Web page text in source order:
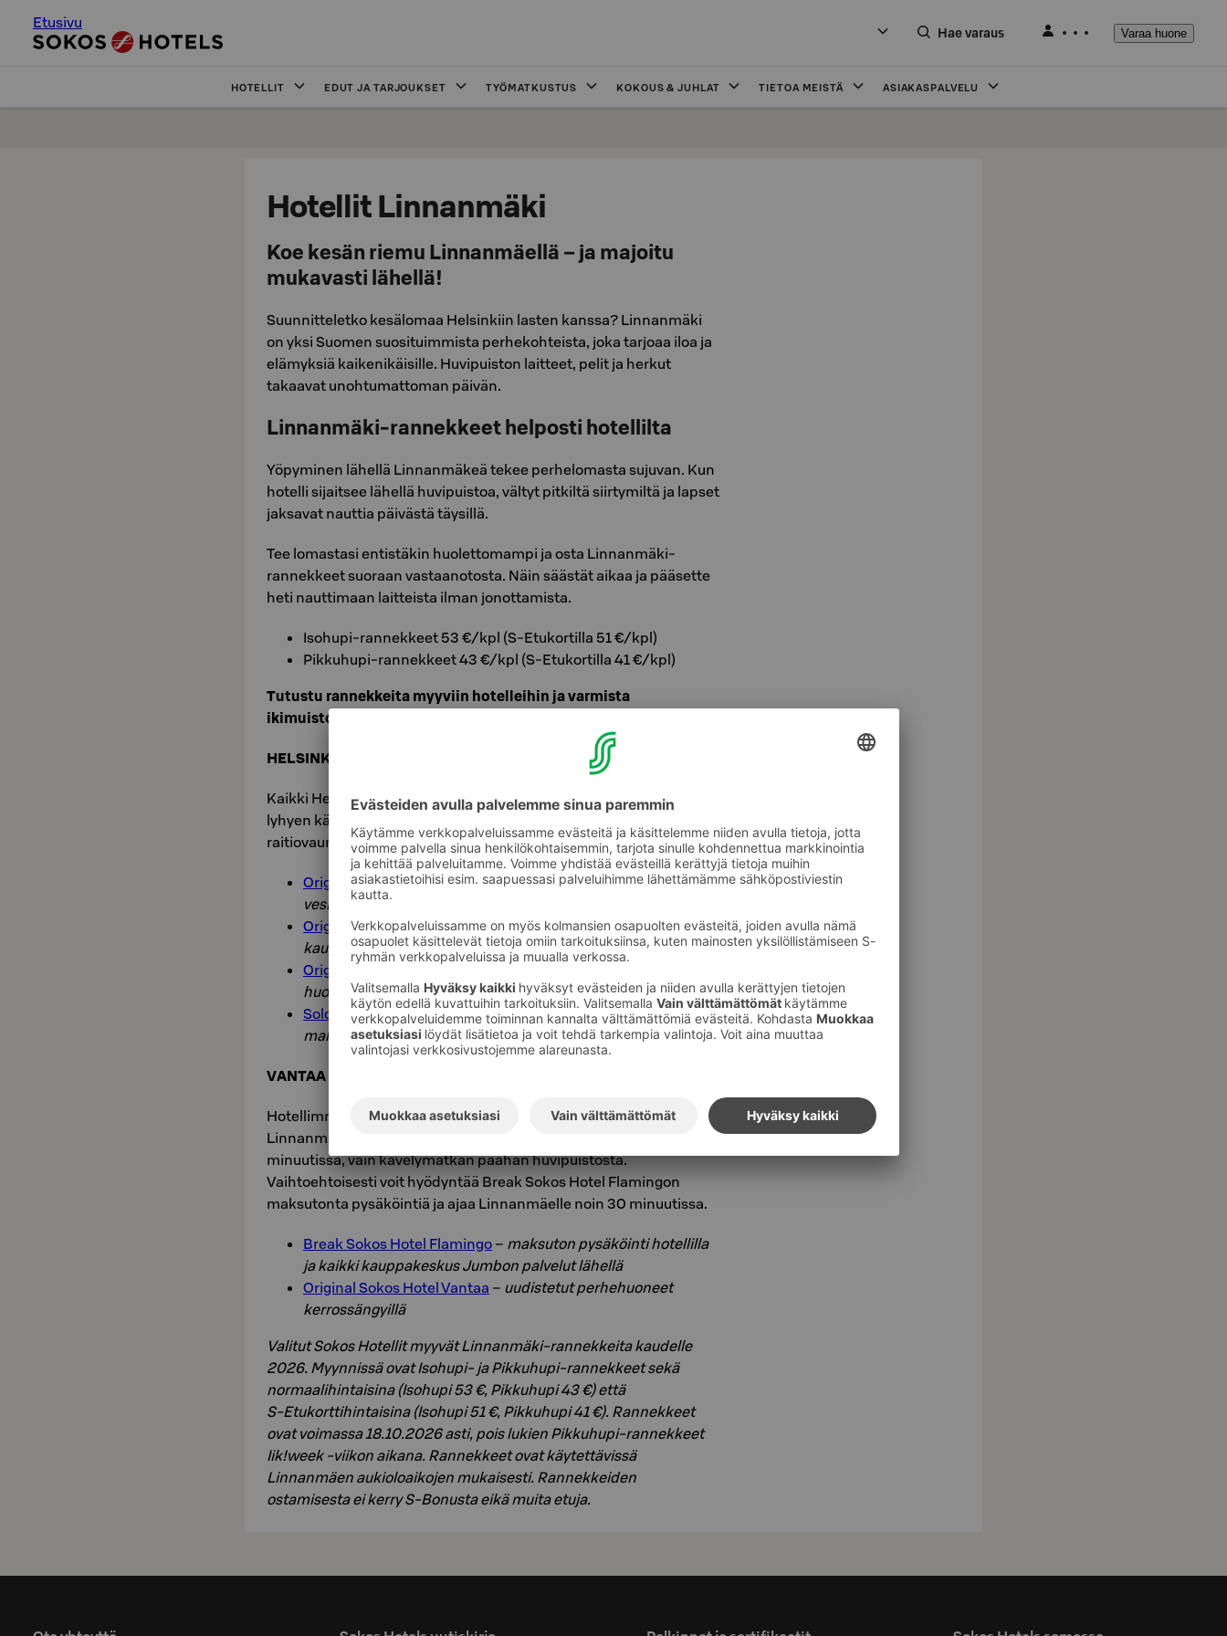
Etusivu
Hae varaus Varaa huone
HOTELLIT EDUT JA TARJOUKSET TYÖMATKUSTUS KOKOUS & JUHLAT TIETOA MEISTÄ ASIAKASPALVELU
Hotellit Linnanmäki
Koe kesän riemu Linnanmäellä – ja majoitu
mukavasti lähellä!
Suunnitteletko kesälomaa Helsinkiin lasten kanssa? Linnanmäki
on yksi Suomen suosituimmista perhekohteista, joka tarjoaa iloa ja
elämyksiä kaikenikäisille. Huvipuiston laitteet, pelit ja herkut
takaavat unohtumattoman päivän.
Linnanmäki-rannekkeet helposti hotellilta
Yöpyminen lähellä Linnanmäkeä tekee perhelomasta sujuvan. Kun
hotelli sijaitsee lähellä huvipuistoa, vältyt pitkiltä siirtymiltä ja lapset
jaksavat nauttia päivästä täysillä.
Tee lomastasi entistäkin huolettomampi ja osta Linnanmäki-
rannekkeet suoraan vastaanotosta. Näin säästät aikaa ja pääsette
heti nauttimaan laitteista ilman jonottamista.
Isohupi-rannekkeet 53 €/kpl (S-Etukortilla 51 €/kpl)
Pikkuhupi-rannekkeet 43 €/kpl (S-Etukortilla 41 €/kpl)
Tutustu rannekkeita myyviin hotelleihin ja varmista
ikimuistoinen kesä koko perheelle!
HELSINKI
Kaikki Helsingin hotellimme sijaitsevat lähellä Linnanmäkeä, joko
lyhyen kävelymatkan päässä tai kätevästi suorien
raitiovaunulinjojen varrella.
Original Sokos Hotel Presidentti–uima-allas koko perheen
vesileikkeihin
Original Sokos Hotel Tripla–lähellä Linnanmäkeä, kaikki
kauppakeskus Triplan palvelut lähellä
Original Sokos Hotel Vaakuna
–
huoneita näkymällä Mannerheimintielle tai Rautatieasemalle
Solo Sokos Hotel Helsinki–väliovellisia huoneita joihin
mahtuu koko perhe
VANTAA
Hotellimme Vantaalla sijaitsevat hyvien kulkuyhteyksien päässä
Linnanmäelle. Junalla pääset Tikkurilan asemalta Pasilaan noin 15,
minuutissa, vain kävelymatkan päähän huvipuistosta.
Vaihtoehtoisesti voit hyödyntää Break Sokos Hotel Flamingon
maksutonta pysäköintiä ja ajaa Linnanmäelle noin 30 minuutissa.
Break Sokos Hotel Flamingo – maksuton pysäköinti hotellilla
ja kaikki kauppakeskus Jumbon palvelut lähellä
Original Sokos Hotel Vantaa – uudistetut perhehuoneet
kerrossängyillä
Valitut Sokos Hotellit myyvät Linnanmäki-rannekkeita kaudelle
2026. Myynnissä ovat Isohupi- ja Pikkuhupi-rannekkeet sekä
normaalihintaisina (Isohupi 53 €, Pikkuhupi 43 €) että
S‑Etukorttihintaisina (Isohupi 51 €, Pikkuhupi 41 €). Rannekkeet
ovat voimassa 18.10.2026 asti, pois lukien Pikkuhupi-rannekkeet
Iik!week -viikon aikana. Rannekkeet ovat käytettävissä
Linnanmäen aukioloaikojen mukaisesti. Rannekkeiden
ostamisesta ei kerry S-Bonusta eikä muita etuja.